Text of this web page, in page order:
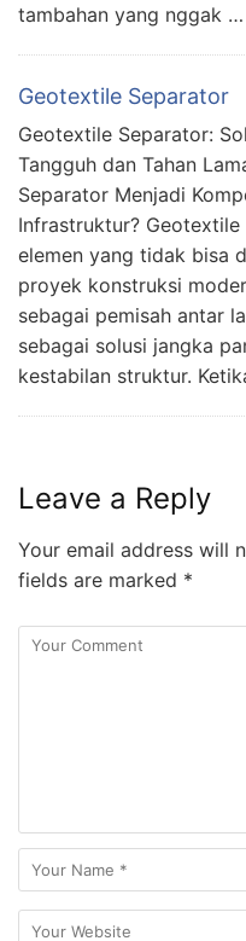
tambahan yang nggak …
Geotextile Separator
Geotextile Separator:
Tangguh dan Tahan
Separator Menjadi
Infrastruktur?
elemen yang tidak bisa
proyek konstruksi
sebagai pemisah antar
sebagai solusi jangka
kestabilan struktur.
Leave a Reply
Your email address will
fields are marked *